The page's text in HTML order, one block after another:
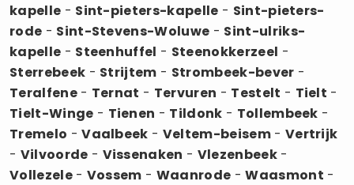
kapelle - Sint-pieters-kapelle - Sint-pieters-
rode - Sint-Stevens-Woluwe - Sint-ulriks-
kapelle - Steenhuffel - Steenokkerzeel -
Sterrebeek - Strijtem - Strombeek-bever -
Teralfene- Ternat - Tervuren - Testelt - Tielt -
Tielt-Winge - Tienen - Tildonk - Tollembeek -
Tremelo -Vaalbeek - Veltem-beisem- Vertrijk
- Vilvoorde - Vissenaken - Vlezenbeek-
Vollezele- Vossem - Waanrode -Waasmont -